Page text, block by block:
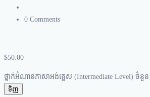
0 Comments
$50.00
ថ្នាក់អំណានភាសាអង់គ្លេស (Intermediate Level) ចំនួន
ទិញ